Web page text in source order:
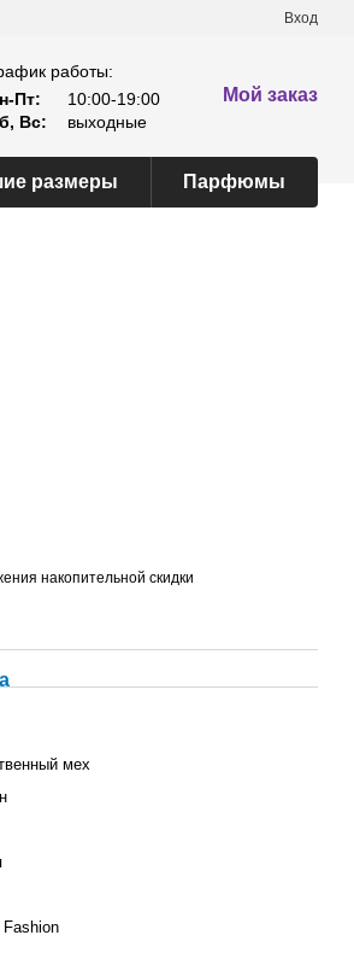
Вход
работы:
Пт:
10:00-19:00
Вс:
выходные
Мой заказ
размеры Парфюмы
накопительной скидки
мех